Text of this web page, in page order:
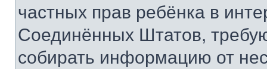
частных прав ребёнка в
Соединённых Штатов,
собирать информацию от